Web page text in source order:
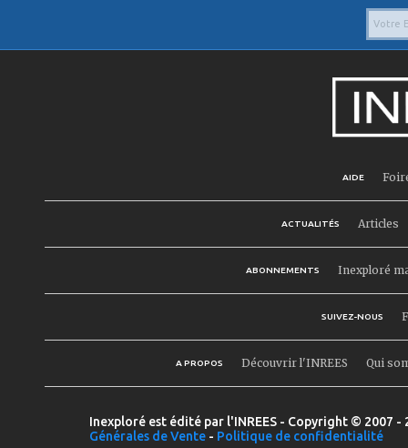
AIDE
ACTUALITÉS Articles
ABONNEMENTS Inexploré
SUIVEZ-NOUS
A PROPOS Découvrir l'INREES Qui
Inexploré est édité par l'INREES - Copyright © 2007
Générales de Vente - Politique de confidentialité